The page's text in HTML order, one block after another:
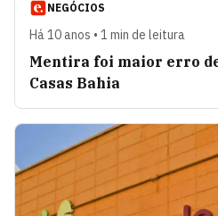
NEGÓCIOS
Há 10 anos • 1 min de leitura
Mentira foi maior erro
Casas Bahia